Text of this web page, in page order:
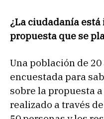
¿La ciudadanía
propuesta que se
Una población de 20
encuestada para
sobre la propuesta
realizado a través